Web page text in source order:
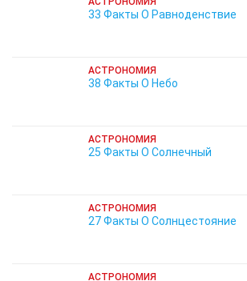
33 Факты О Равноденствие
АСТРОНОМИЯ
38 Факты О Небо
АСТРОНОМИЯ
25 Факты О Солнечный
АСТРОНОМИЯ
27 Факты О Солнцестояние
АСТРОНОМИЯ